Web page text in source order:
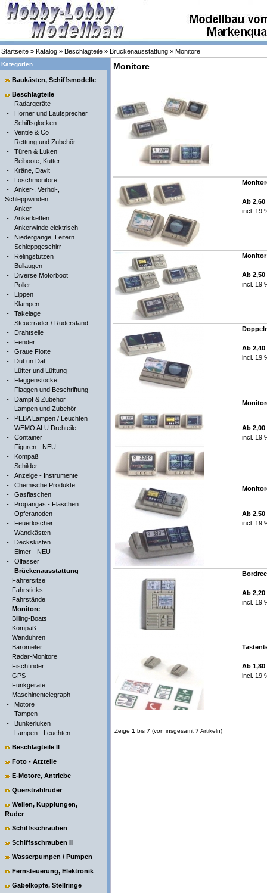
Startseite » Katalog » Beschlagteile » Brückenausstattung » Monitore
Kategorien
Baukästen, Schiffsmodelle
Beschlagteile
- Radargeräte
- Hörner und Lautsprecher
- Schiffsglocken
- Ventile & Co
- Rettung und Zubehör
- Türen & Luken
- Beiboote, Kutter
- Kräne, Davit
- Löschmonitore
- Anker-, Verhol-,
Schleppwinden
- Anker
- Ankerketten
- Ankerwinde elektrisch
- Niedergänge, Leitern
- Schleppgeschirr
- Relingstützen
- Bullaugen
- Diverse Motorboot
- Poller
- Lippen
- Klampen
- Takelage
- Steuerräder / Ruderstand
- Drahtseile
- Fender
- Graue Flotte
- Düt un Dat
- Lüfter und Lüftung
- Flaggenstöcke
- Flaggen und Beschriftung
- Dampf & Zubehör
- Lampen und Zubehör
- PEBA Lampen / Leuchten
- WEMO ALU Drehteile
- Container
- Figuren - NEU -
- Kompaß
- Schilder
- Anzeige - Instrumente
- Chemische Produkte
- Gasflaschen
- Propangas - Flaschen
- Opferanoden
- Feuerlöscher
- Wandkästen
- Deckskisten
- Eimer - NEU -
- Ölfässer
- Brückenausstattung
Fahrersitze
Fahrsticks
Fahrstände
Monitore
Billing-Boats
Kompaß
Wanduhren
Barometer
Radar-Monitore
Fischfinder
GPS
Funkgeräte
Maschinentelegraph
- Motore
- Tampen
- Bunkerluken
- Lampen - Leuchten
Beschlagteile II
Foto - Ätzteile
E-Motore, Antriebe
Querstrahlruder
Wellen, Kupplungen,
Ruder
Schiffsschrauben
Schiffsschrauben II
Wasserpumpen / Pumpen
Fernsteuerung, Elektronik
Gabelköpfe, Stellringe
Monitore
Ab 2,60
incl. 19
Monitor
Ab 2,50
incl. 19
Ab 2,40
incl. 19
Ab 2,00
incl. 19
Ab 2,50
incl. 19
Ab 2,20
incl. 19
Ab 1,80
incl. 19
Zeige 1 bis 7 (von insgesamt 7Artikeln)